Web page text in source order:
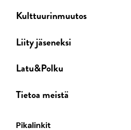
Kulttuurinmuutos
Liity jäseneksi
Latu&Polku
Tietoa meistä
Pikalinkit